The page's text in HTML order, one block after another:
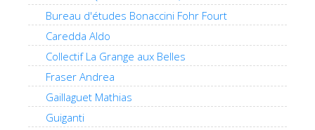
Bureau d'études Bonaccini Fohr Fourt
Caredda Aldo
Collectif La Grange aux Belles
Fraser Andrea
Gaillaguet Mathias
Guiganti